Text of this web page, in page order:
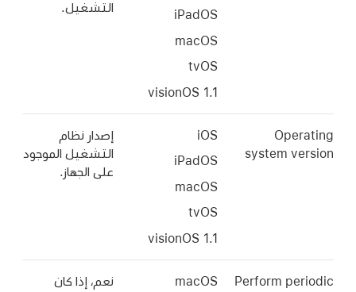
iPadOS
macOS
tvOS
التشغيل.
Operating
system version
iOS
iPadOS
macOS
tvOS
إصدار نظام
التشغيل الموجود
على الجهاز.
Perform periodic
macOS
نعم، إذا كان